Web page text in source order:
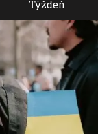
Týždeň